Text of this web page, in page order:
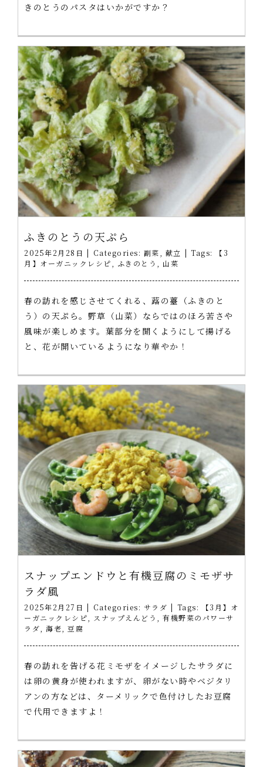
きのとうのパスタはいかがですか？
ふきのとうの天ぷら
2025年2月28日 | Categories: 副菜 献立 | Tags:
【3
月】オーガニックレシピ
ふきのとう 山菜
春の訪れを感じさせてくれる、蕗の薹（ふきのと
う）の天ぷら。野草（山菜）ならではのほろ苦さや
風味が楽しめます。葉部分を開くようにして揚げる
と、花が開いているようになり華やか！
スナップエンドウと有機豆腐のミモザサ
ラダ風
2025年2月27日 | Categories: サラダ | Tags:
【3月】オ
ーガニックレシピ
スナップえんどう
有機野菜のパワーサ
ラダ
海老 豆腐
春の訪れを告げる花ミモザをイメージしたサラダに
は卵の黄身が使われますが、卵がない時やベジタリ
アンの方などは、ターメリックで色付けしたお豆腐
で代用できますよ！